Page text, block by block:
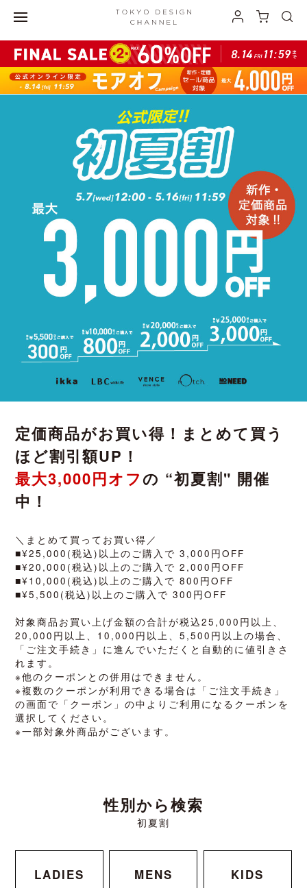
定価商品がお買い得！まとめて買う
ほど割引額UP！
最大3,000円オフの “初夏割" 開催
中！
＼まとめて買ってお買い得／
■¥25,000(税込)以上のご購入で 3,000円OFF
■¥20,000(税込)以上のご購入で 2,000円OFF
■¥10,000(税込)以上のご購入で 800円OFF
■¥5,500(税込)以上のご購入で 300円OFF
対象商品お買い上げ金額の合計が税込25,000円以上、
20,000円以上、10,000円以上、5,500円以上の場合、
「ご注文手続き」に進んでいただくと自動的に値引きさ
れます。
※他のクーポンとの併用はできません。
※複数のクーポンが利用できる場合は「ご注文手続き」
の画面で「クーポン」の中よりご利用になるクーポンを
選択してください。
※一部対象外商品がございます。
性別から検索
初夏割
LADIES MENS KIDS